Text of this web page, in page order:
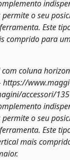
o seu
Este
comprido para
com coluna
https://
accessori/
o seu
Este
mais